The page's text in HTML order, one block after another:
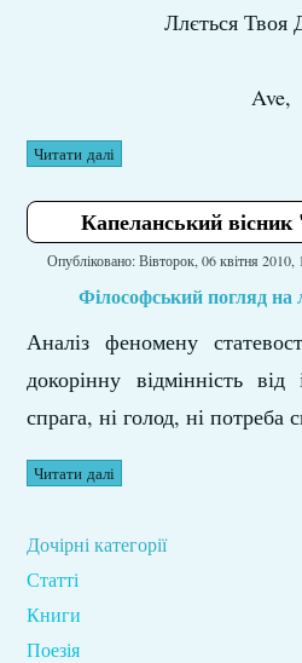
Ллється Твоя
Ave,
Читати далі
Капеланський
Опубліковано: Вівторок, 06 квітня 2010,
Філософський погляд на
Аналіз феномену
докорінну відмінність
спрага, ні голод, ні потреба
Читати далі
Дочірні категорії
Статті
Книги
Поезія